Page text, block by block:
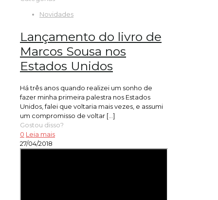
Novidades
Lançamento do livro de
Marcos Sousa nos
Estados Unidos
Há três anos quando realizei um sonho de
fazer minha primeira palestra nos Estados
Unidos, falei que voltaria mais vezes, e assumi
um compromisso de voltar […]
Gostou disso?
0 Leia mais
27/04/2018